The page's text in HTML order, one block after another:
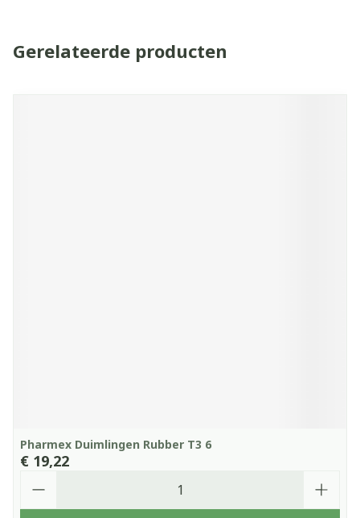
Gerelateerde producten
Pharmex Duimlingen Rubber T3 6
€ 19,22